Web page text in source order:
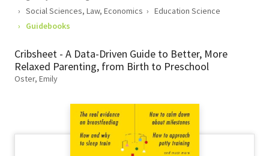
Erotika
Gyermek- és ifjúsági
Hobbi, szabadidő
Social Sciences, Law, Economics
Education Science
Guidebooks
Cribsheet - A Data-Driven Guide to Better, More
Relaxed Parenting, from Birth to Preschool
Oster, Emily